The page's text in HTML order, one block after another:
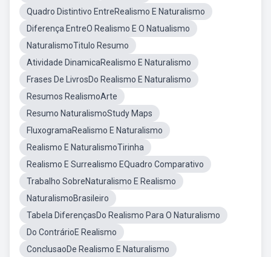
Quadro Distintivo EntreRealismo E Naturalismo
Diferença EntreO Realismo E O Natualismo
NaturalismoTitulo Resumo
Atividade DinamicaRealismo E Naturalismo
Frases De LivrosDo Realismo E Naturalismo
Resumos RealismoArte
Resumo NaturalismoStudy Maps
FluxogramaRealismo E Naturalismo
Realismo E NaturalismoTirinha
Realismo E Surrealismo EQuadro Comparativo
Trabalho SobreNaturalismo E Realismo
NaturalismoBrasileiro
Tabela DiferençasDo Realismo Para O Naturalismo
Do ContrárioE Realismo
ConclusaoDe Realismo E Naturalismo